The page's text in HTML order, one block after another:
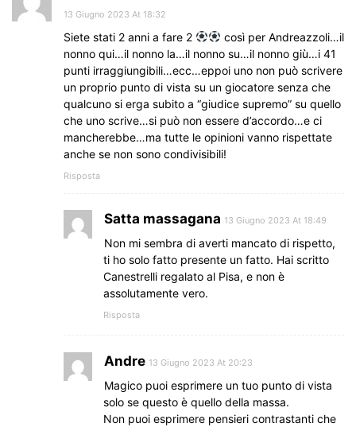
13 Giugno 2023 At 18:32
Siete stati 2 anni a fare 2
così per Andreazzoli…il
nonno qui…il nonno la…il nonno su…il nonno giù…i 41
punti irraggiungibili…ecc…eppoi uno non può scrivere
un proprio punto di vista su un giocatore senza che
qualcuno si erga subito a “giudice supremo” su quello
che uno scrive…si può non essere d’accordo…e ci
mancherebbe…ma tutte le opinioni vanno rispettate
anche se non sono condivisibili!
Risposta
Satta massagana 13 Giugno 2023 At 18:49
Non mi sembra di averti mancato di rispetto,
ti ho solo fatto presente un fatto. Hai scritto
Canestrelli regalato al Pisa, e non è
assolutamente vero.
Risposta
Andre 13 Giugno 2023 At 20:23
Magico puoi esprimere un tuo punto di vista
solo se questo è quello della massa.
Non puoi esprimere pensieri contrastanti che